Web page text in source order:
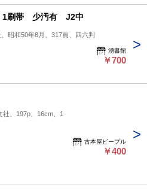
刷帯 少汚有 J2中
昭和50年8月、317頁、四六判
湧書館
￥700
、197p、16cm、1
古本屋ピープル
￥400